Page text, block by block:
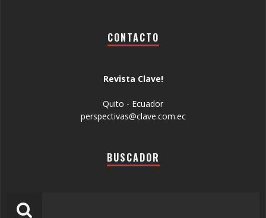
CONTACTO
Revista Clave!
Quito - Ecuador
perspectivas@clave.com.ec
BUSCADOR